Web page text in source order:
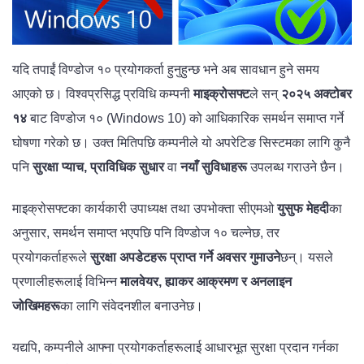
यदि तपाईं विण्डोज १० प्रयोगकर्ता हुनुहुन्छ भने अब सावधान हुने समय
आएको छ। विश्वप्रसिद्ध प्रविधि कम्पनीमाइक्रोसफ्टले सन् २०२५ अक्टोबर
१४बाट विण्डोज १० (Windows 10) को आधिकारिक समर्थन समाप्त गर्ने
घोषणा गरेको छ। उक्त मितिपछि कम्पनीले यो अपरेटिङ सिस्टमका लागि कुनै
पनिसुरक्षा प्याच, प्राविधिक सुधारवानयाँ सुविधाहरूउपलब्ध गराउने छैन।
माइक्रोसफ्टका कार्यकारी उपाध्यक्ष तथा उपभोक्ता सीएमओयुसुफ मेहदीका
अनुसार, समर्थन समाप्त भएपछि पनि विण्डोज १० चल्नेछ, तर
प्रयोगकर्ताहरूलेसुरक्षा अपडेटहरू प्राप्त गर्ने अवसर गुमाउनेछन्। यसले
प्रणालीहरूलाई विभिन्नमालवेयर, ह्याकर आक्रमण र अनलाइन
जोखिमहरूका लागि संवेदनशील बनाउनेछ।
यद्यपि, कम्पनीले आफ्ना प्रयोगकर्ताहरूलाई आधारभूत सुरक्षा प्रदान गर्नका